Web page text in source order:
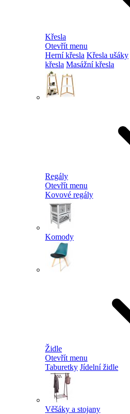
Křesla
Otevřít menu
Herní křesla Křesla ušáky
křesla Masážní křesla
Regály
Otevřít menu
Kovové regály
Komody
Židle
Otevřít menu
Taburetky Jídelní židle
Věšáky a stojany